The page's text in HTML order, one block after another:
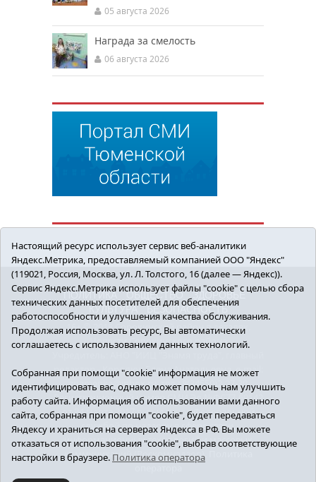
05 августа 2026
Награда за смелость
06 августа 2026
ПОЛИТИКА ОБЩЕСТВО
ЗДОРОВЬЕ
КУЛЬТУРА
БЕЗОПАСНОСТЬ
16+ © 2018 Сорокинский район в деталях.
Новости Сорокинского района
редактор - Королюк Елена Анатольевна, e-mail:
znamenka@inbox.ru, тел.: 8(34550)2-27-30
Регистрационный номер СМИ Эл №ФС77-69142
от 24 марта 2017 г., выданное Федеральной
службой по надзору в сфере связи,
информационных технологий и массовых
коммуникаций (Роскомнадзор).
Настоящий ресурс использует сервис веб-аналитики
Яндекс.Метрика, предоставляемый компанией ООО "Яндекс"
(119021, Россия, Москва, ул. Л. Толстого, 16 (далее — Яндекс)).
Сервис Яндекс.Метрика использует файлы "cookie" с целью сбора
технических данных посетителей для обеспечения
работоспособности и улучшения качества обслуживания.
Продолжая использовать ресурс, Вы автоматически
соглашаетесь с использованием данных технологий.
Собранная при помощи "cookie" информация не может
идентифицировать вас, однако может помочь нам улучшить
работу сайта. Информация об использовании вами данного
сайта, собранная при помощи "cookie", будет передаваться
Яндексу и храниться на серверах Яндекса в РФ. Вы можете
отказаться от использования "cookie", выбрав соответствующие
настройки в браузере. Политика оператора